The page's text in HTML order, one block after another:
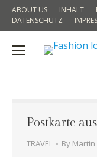
ABOUT US INHALT
DATENSCHUTZ
Postkarte
TRAVEL By